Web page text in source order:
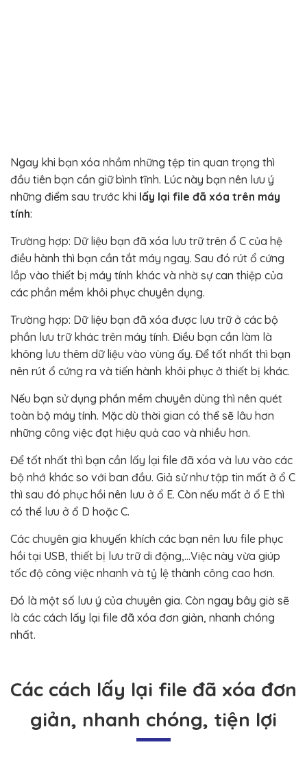
Ngay khi bạn xóa nhầm những tệp tin quan trọng thì
đầu tiên bạn cần giữ bình tĩnh. Lúc này bạn nên lưu ý
những điểm sau trước khi lấy lại file đã xóa trên máy
tính:
Trường hợp: Dữ liệu bạn đã xóa lưu trữ trên ổ C của hệ
điều hành thì bạn cần tắt máy ngay. Sau đó rút ổ cứng
lắp vào thiết bị máy tính khác và nhờ sự can thiệp của
các phần mềm khôi phục chuyên dụng.
Trường hợp: Dữ liệu bạn đã xóa được lưu trữ ở các bộ
phần lưu trữ khác trên máy tính. Điều bạn cần làm là
không lưu thêm dữ liệu vào vùng ấy. Để tốt nhất thì bạn
nên rút ổ cứng ra và tiến hành khôi phục ở thiết bị khác.
Nếu bạn sử dụng phần mềm chuyên dùng thì nên quét
toàn bộ máy tính. Mặc dù thời gian có thể sẽ lâu hơn
những công việc đạt hiệu quả cao và nhiều hơn.
Để tốt nhất thì bạn cần lấy lại file đã xóa và lưu vào các
bộ nhớ khác so với ban đầu. Giả sử như tập tin mất ở ổ C
thì sau đó phục hồi nên lưu ở ổ E. Còn nếu mất ở ổ E thì
có thể lưu ở ổ D hoặc C.
Các chuyên gia khuyến khích các bạn nên lưu file phục
hồi tại USB, thiết bị lưu trữ di động,…Việc này vừa giúp
tốc độ công việc nhanh và tỷ lệ thành công cao hơn.
Đó là một số lưu ý của chuyên gia. Còn ngay bây giờ sẽ
là các cách lấy lại file đã xóa đơn giản, nhanh chóng
nhất.
Các cách lấy lại file đã xóa đơn
giản, nhanh chóng, tiện lợi